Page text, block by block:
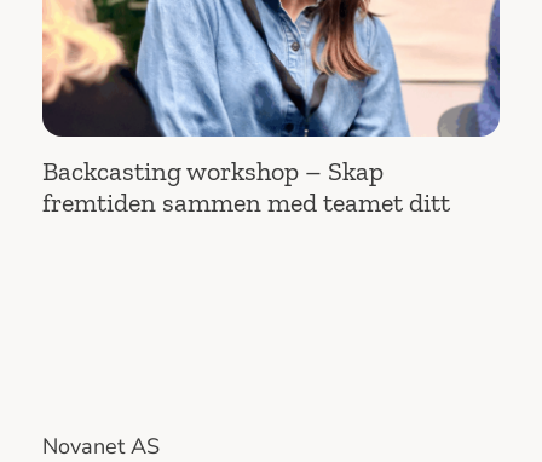
Backcasting workshop – Skap
fremtiden sammen med teamet ditt
Novanet AS